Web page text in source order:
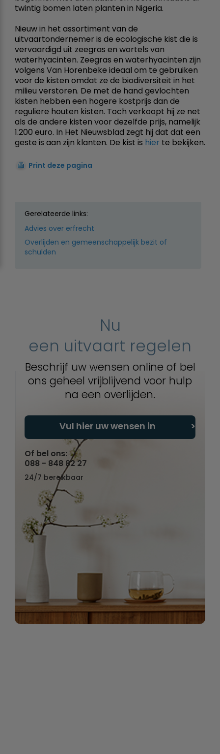
twintig bomen laten planten in Nigeria.
Nieuw in het assortiment van de
uitvaartondernemer is de ecologische kist die is
vervaardigd uit zeegras en wortels van
waterhyacinten. Zeegras en waterhyacinten zijn
volgens Van Horenbeke ideaal om te gebruiken
voor de kisten omdat ze de biodiversiteit in het
milieu verstoren. De met de hand gevlochten
kisten hebben een hogere kostprijs dan de
reguliere houten kisten. Toch verkoopt hij ze net
als de andere kisten voor dezelfde prijs, namelijk
1.200 euro. In Het Nieuwsblad zegt hij dat dat een
geste is aan zijn klanten. De kist is hier te bekijken.
Print deze pagina
Gerelateerde links:
Advies over erfrecht
Overlijden en gemeenschappelijk bezit of
schulden
Nu
een uitvaart regelen
Beschrijf uw wensen online of bel
ons geheel vrijblijvend voor hulp
na een overlijden.
Vul hier uw wensen in
Of bel ons:
088 - 848 82 27
24/7 bereikbaar